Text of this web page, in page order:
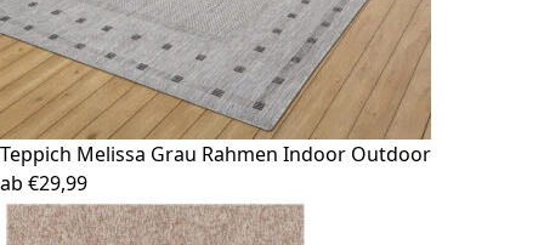
Teppich Melissa Grau Rahmen Indoor Outdoor
ab €29,99